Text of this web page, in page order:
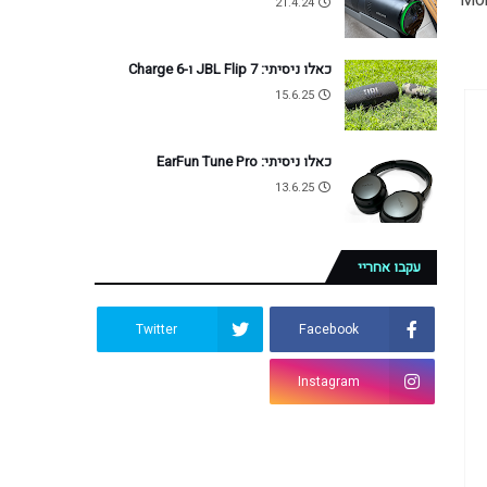
כאלו ניסיתי: JBL Flip 7 ו-Charge 6
15.6.25
כאלו ניסיתי: EarFun Tune Pro
13.6.25
עקבו אחריי
Facebook
Twitter
Instagram